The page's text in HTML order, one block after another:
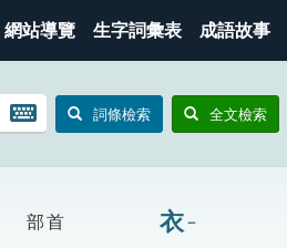
網站導覽 生字詞彙表 成語故事
開
鍵
圖
詞條檢索 全文檢索
部首 衣 ㄧ